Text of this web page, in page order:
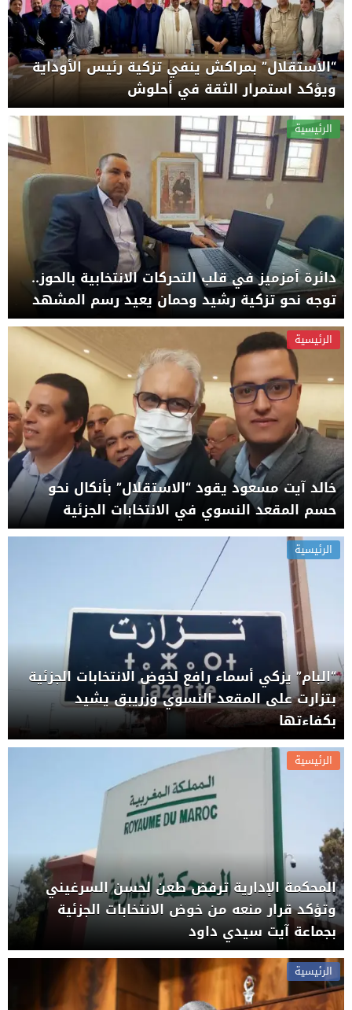
“الاستقلال” بمراكش ينفي تزكية رئيس الأوداية
ويؤكد استمرار الثقة في أحلوش
الرئيسية
دائرة أمزميز في قلب التحركات الانتخابية بالحوز..
توجه نحو تزكية رشيد وحمان يعيد رسم المشهد
الرئيسية
خالد آيت مسعود يقود “الاستقلال” بأنكال نحو
حسم المقعد النسوي في الانتخابات الجزئية
الرئيسية
“البام” يزكي أسماء رافع لخوض الانتخابات الجزئية
بتزارت على المقعد النسوي وزريبق يشيد
بكفاءتها
الرئيسية
المحكمة الإدارية ترفض طعن لحسن السرغيني
وتؤكد قرار منعه من خوض الانتخابات الجزئية
بجماعة آيت سيدي داود
الرئيسية